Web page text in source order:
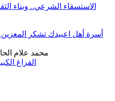
الاستسقاء الشرعي.. وبناء
أسرة أهل اعبيدك تشكر
الفراغ